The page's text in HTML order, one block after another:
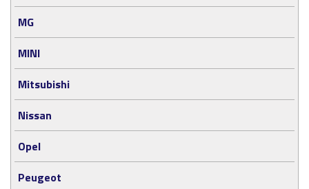
MG
MINI
Mitsubishi
Nissan
Opel
Peugeot